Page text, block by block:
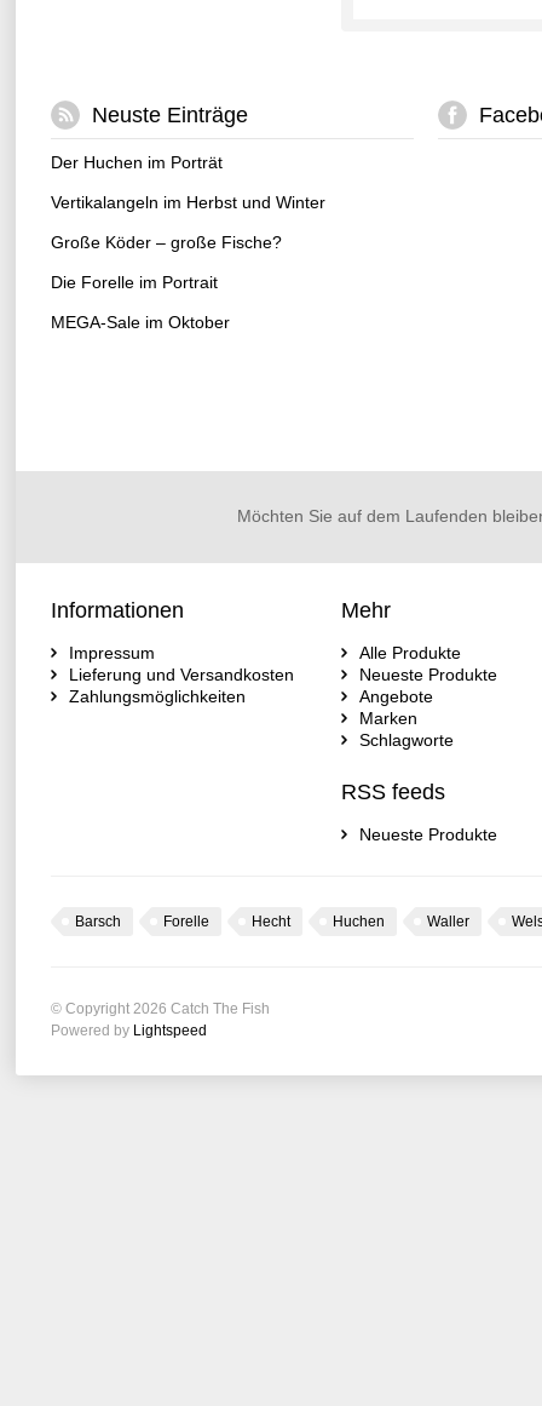
Neuste Einträge
Der Huchen im Porträt
Vertikalangeln im Herbst und Winter
Große Köder – große Fische?
Die Forelle im Portrait
MEGA-Sale im Oktober
Möchten Sie auf dem Laufenden
Informationen
Impressum
Lieferung und Versandkosten
Zahlungsmöglichkeiten
Mehr
Alle Produkte
Neueste Produkte
Angebote
Marken
Schlagworte
RSS feeds
Neueste Produkte
Barsch Forelle Hecht Huchen Waller
© Copyright 2026 Catch The Fish
Powered by Lightspeed